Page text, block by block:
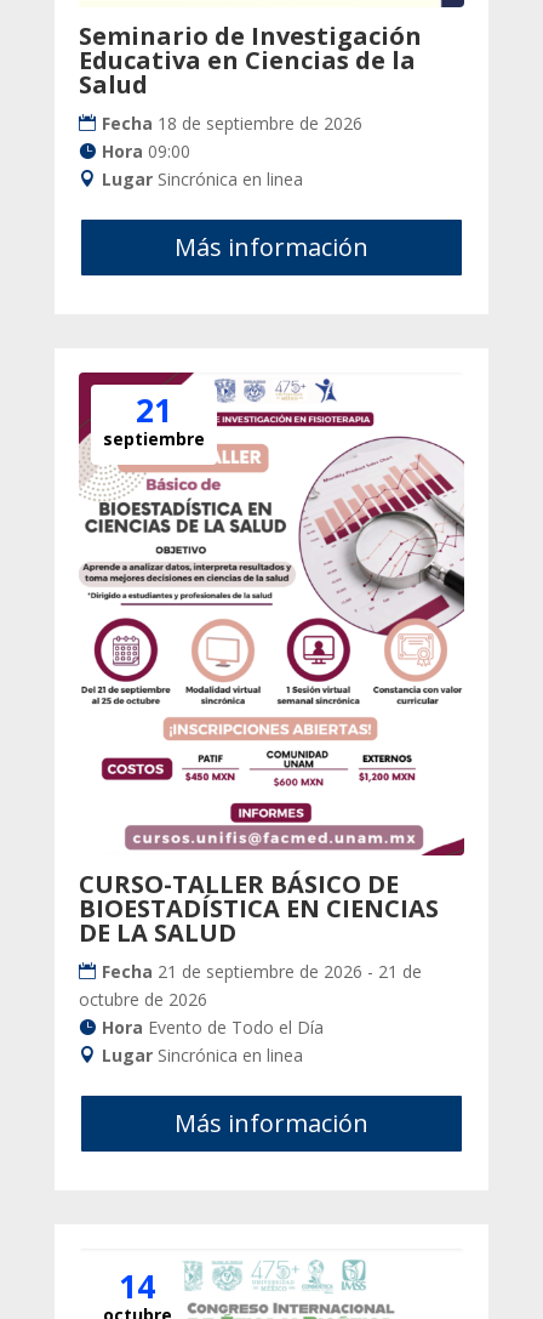
Seminario de Investigación
Educativa en Ciencias de la
Salud
Fecha 18 de septiembre de 2026
Hora 09:00
Lugar Sincrónica en linea
Más información
21
septiembre
CURSO-TALLER BÁSICO DE
BIOESTADÍSTICA EN CIENCIAS
DE LA SALUD
Fecha 21 de septiembre de 2026 - 21 de
octubre de 2026
Hora Evento de Todo el Día
Lugar Sincrónica en linea
Más información
14
octubre